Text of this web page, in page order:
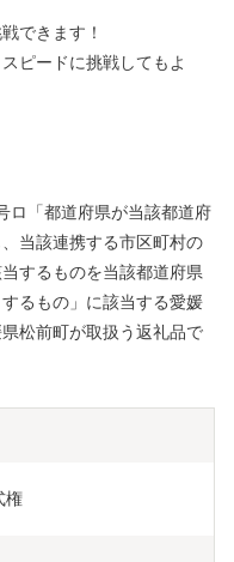
できます！
ピードに挑戦してもよ
ロ「都道府県が当該都道府
当該連携する市区町村の
するものを当該都道府県
るもの」に該当する愛媛
松前町が取扱う返礼品で
権